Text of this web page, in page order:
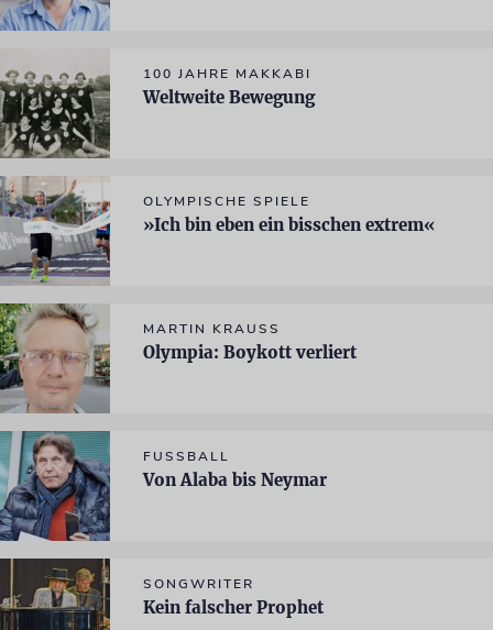
100 JAHRE MAKKABI
Weltweite Bewegung
OLYMPISCHE SPIELE
»Ich bin eben ein bisschen extrem«
MARTIN KRAUSS
Olympia: Boykott verliert
FUSSBALL
Von Alaba bis Neymar
SONGWRITER
Kein falscher Prophet